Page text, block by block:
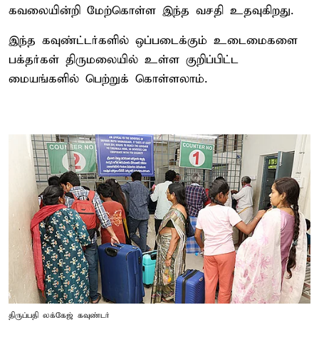
கவலையின்றி மேற்கொள்ள இந்த வசதி உதவுகிறது.
இந்த கவுண்ட்டர்களில் ஒப்படைக்கும் உடைமைகளை
பக்தர்கள் திருமலையில் உள்ள குறிப்பிட்ட
மையங்களில் பெற்றுக் கொள்ளலாம்.
திருப்பதி லக்கேஜ் கவுண்டர்